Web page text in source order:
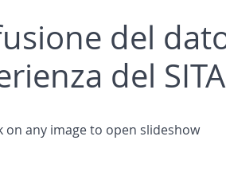
del
del
on any image to open slideshow